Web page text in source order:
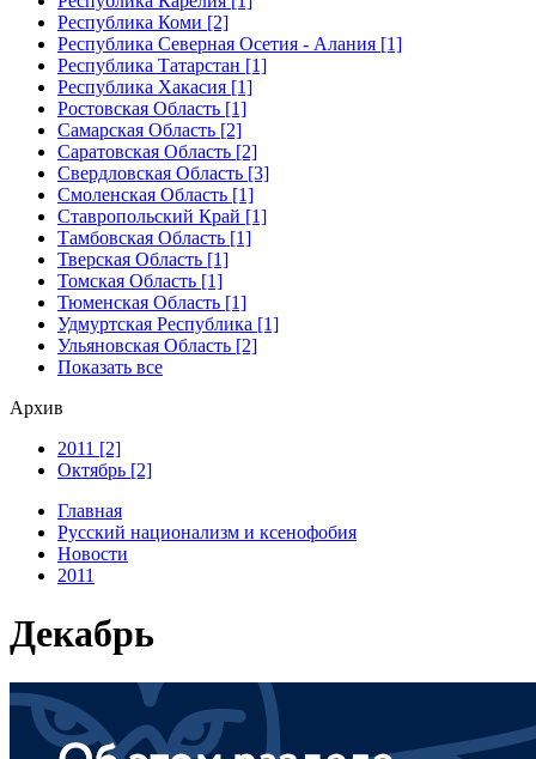
Республика Коми [2]
Республика Северная Осетия - Алания [1]
Республика Татарстан [1]
Республика Хакасия [1]
Ростовская Область [1]
Самарская Область [2]
Саратовская Область [2]
Свердловская Область [3]
Смоленская Область [1]
Ставропольский Край [1]
Тамбовская Область [1]
Тверская Область [1]
Томская Область [1]
Тюменская Область [1]
Удмуртская Республика [1]
Ульяновская Область [2]
Показать все
Архив
2011 [2]
Октябрь [2]
Главная
Русский национализм и ксенофобия
Новости
2011
Декабрь